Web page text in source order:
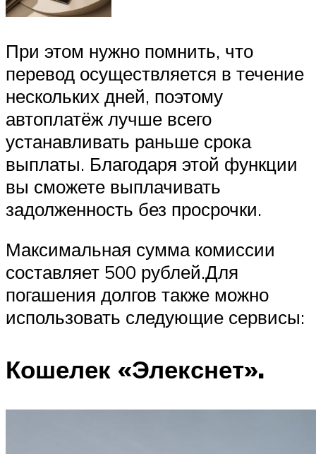
При этом нужно помнить, что
перевод осуществляется в течение
нескольких дней, поэтому
автоплатёж лучше всего
устанавливать раньше срока
выплаты. Благодаря этой функции
вы сможете выплачивать
задолженность без просрочки.
Максимальная сумма комиссии
составляет 500 рублей.Для
погашения долгов также можно
использовать следующие сервисы:
Кошелек «Элекснет».